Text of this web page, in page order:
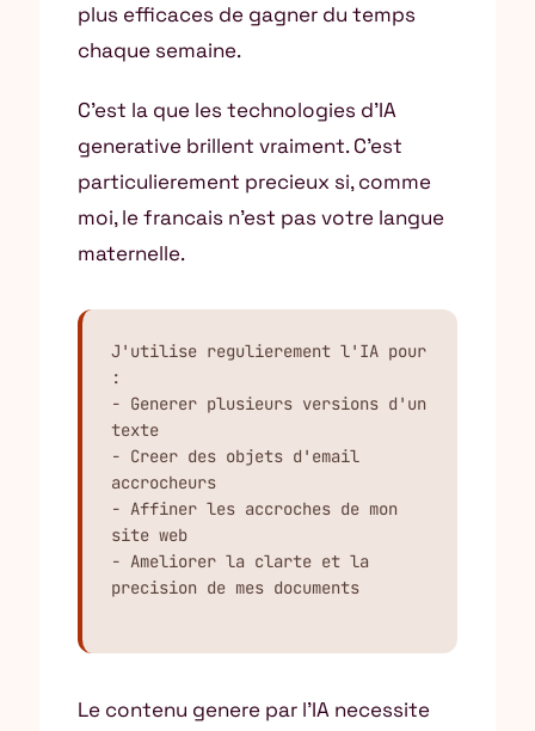
plus efficaces de gagner du temps
chaque semaine.
C’est la que les technologies d’IA
generative brillent vraiment. C’est
particulierement precieux si, comme
moi, le francais n’est pas votre langue
maternelle.
J'utilise regulierement l'IA pour
:
- Generer plusieurs versions d'un
texte
- Creer des objets d'email
accrocheurs
- Affiner les accroches de mon
site web
- Ameliorer la clarte et la
precision de mes documents
Le contenu genere par l’IA necessite